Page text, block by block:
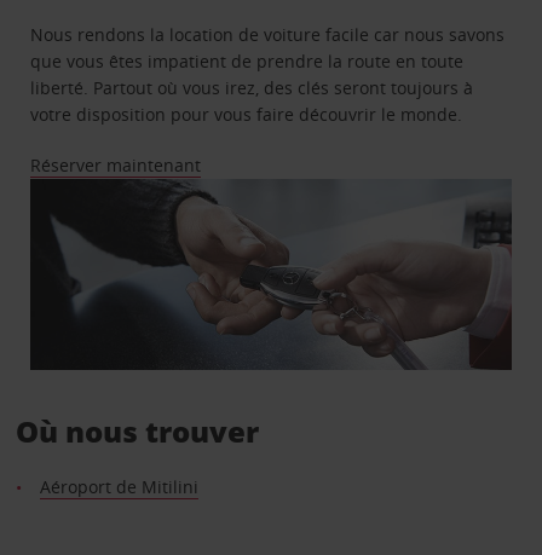
Nous rendons la location de voiture facile car nous savons
que vous êtes impatient de prendre la route en toute
liberté. Partout où vous irez, des clés seront toujours à
votre disposition pour vous faire découvrir le monde.
Réserver maintenant
Où nous trouver
Aéroport de Mitilini